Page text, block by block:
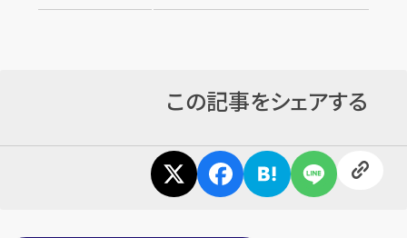
カンタン無料
この記事をシェアする